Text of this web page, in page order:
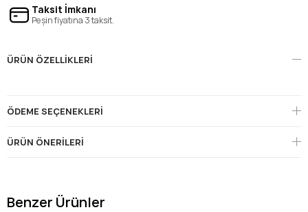
Taksit İmkanı
Peşin fiyatına 3 taksit.
ÜRÜN ÖZELLIKLERI
ÖDEME SEÇENEKLERI
ÜRÜN ÖNERILERI
Benzer Ürünler